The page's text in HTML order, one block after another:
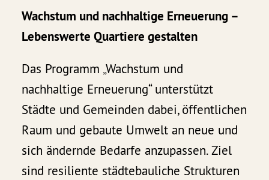
Wachstum und nachhaltige Erneuerung –
Lebenswerte Quartiere gestalten
Das Programm „Wachstum und
nachhaltige Erneuerung“ unterstützt
Städte und Gemeinden dabei, öffentlichen
Raum und gebaute Umwelt an neue und
sich ändernde Bedarfe anzupassen. Ziel
sind resiliente städtebauliche Strukturen